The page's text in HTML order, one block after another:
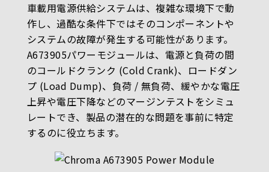
車載用電源供給システムは、複雑な環境下で動
作し、過酷な条件下ではそのコンポーネントや
システムの故障が発生する可能性があります。
A673905パワーモジュールは、電源と負荷の間
のコールドクランク (Cold Crank)、ロードダン
プ (Load Dump)、負荷 / 無負荷、緩やかな電圧
上昇や電圧下降などのマージンテストをシミュ
レートでき、製品の潜在的な問題を事前に特定
するのに役立ちます。